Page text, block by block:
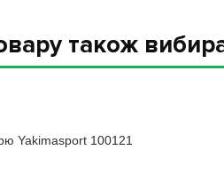
також
Yakimasport 100121